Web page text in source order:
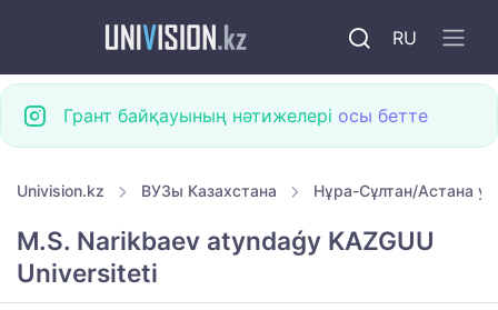
RU
Грант байқауының нәтижелері осы бетте
Univision.kz ВУЗы Казахстана Нұра-Сұлтан/Астана
M.S. Narikbaev atyndaǵy KAZGUU
Universiteti